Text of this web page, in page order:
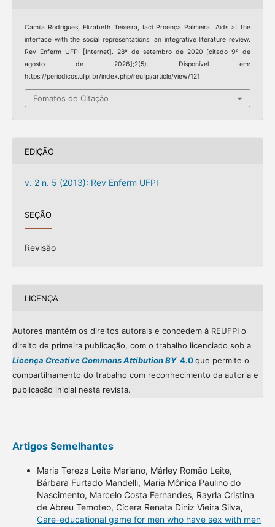
Camila Rodrigues, Elizabeth Teixeira, Iací Proença Palmeira. Aids at the
interface with the social representations: an integrative literature review.
Rev Enferm UFPI [Internet]. 28º de setembro de 2020 [citado 9º de
agosto de 2026];2(5). Disponível em:
https://periodicos.ufpi.br/index.php/reufpi/article/view/121
Fomatos de Citação
EDIÇÃO
v. 2 n. 5 (2013): Rev Enferm UFPI
SEÇÃO
Revisão
LICENÇA
Autores mantém os direitos autorais e concedem à REUFPI o
direito de primeira publicação, com o trabalho licenciado sob a
Licença Creative Commons Attibution BY4.0que permite o
compartilhamento do trabalho com reconhecimento da autoria e
publicação inicial nesta revista.
Artigos Semelhantes
Maria Tereza Leite Mariano, Márley Romão Leite,
Bárbara Furtado Mandelli, Maria Mônica Paulino do
Nascimento, Marcelo Costa Fernandes, Rayrla Cristina
de Abreu Temoteo, Cícera Renata Diniz Vieira Silva,
Care-educational game for men who have sex with men